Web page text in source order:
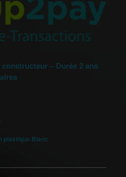
– Durée 2 ans
plastique Blanc